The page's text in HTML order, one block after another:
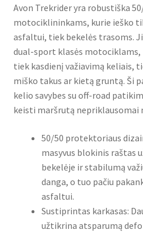
Avon Trekrider yra robustiška
motociklininkams, kurie ieško
asfaltui, tiek bekelės trasoms.
dual-sport klasės motociklams,
tiek kasdienį važiavimą keliais,
miško takus ar kietą gruntą. Ši
kelio savybes su off-road
keisti maršrutą nepriklausomai
50/50 protektoriaus
masyvus blokinis raštas
bekelėje ir stabilumą
danga, o tuo pačiu
asfaltui.
Sustiprintas karkasas:
užtikrina atsparumą